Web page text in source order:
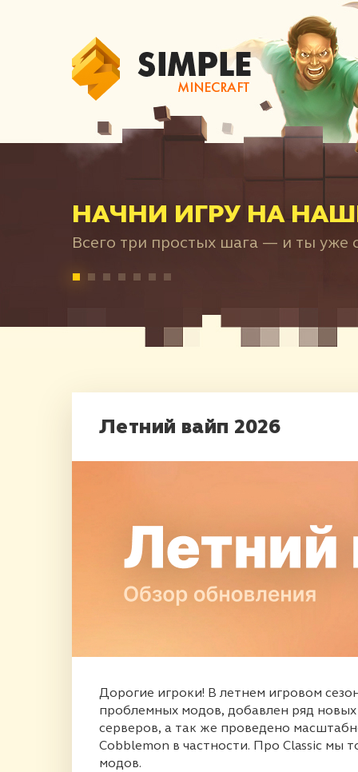
НАЧНИ ИГРУ НА
Всего три простых шага — и ты уже
Летний вайп 2026
Дорогие игроки! В летнем игровом
проблемных модов, добавлен ряд
серверов, а так же проведено
Cobblemon в частности. Про Classic мы
модов.